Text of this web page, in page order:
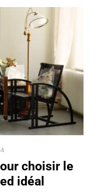
choisir le
idéal